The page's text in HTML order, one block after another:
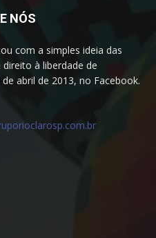
NÓS
com a simples ideia das
à liberdade de
abril de 2013, no Facebook.